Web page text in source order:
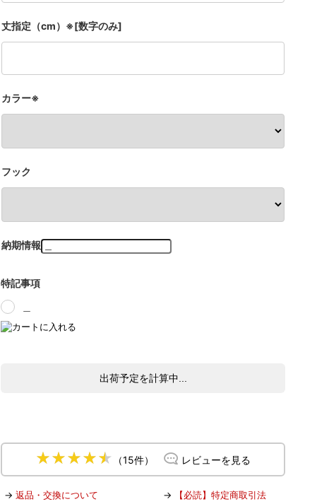
丈指定（cm）※[数字のみ]
カラー※
フック
納期情報
特記事項
出荷予定を計算中...
（15件） レビューを見る
→ 返品・交換について → 【必読】特定商取引法